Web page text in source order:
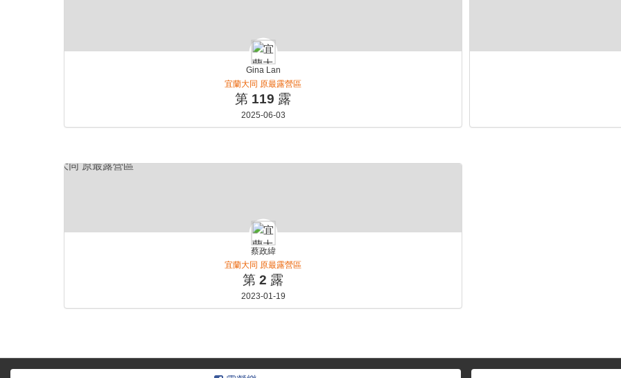
Gina Lan
宜蘭大同 原最露營區
第 119 露
2025-06-03
蔡政緯
宜蘭大同 原最露營區
第 2 露
2023-01-19